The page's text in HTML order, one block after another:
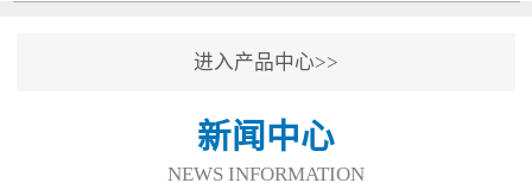
进入产品中心>>
新闻中心
NEWS INFORMATION